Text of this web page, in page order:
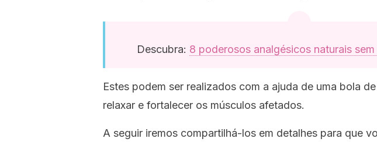
Descubra: 8 poderosos analgésicos naturais
Estes podem ser realizados com a ajuda de uma bola
relaxar e fortalecer os músculos afetados.
A seguir iremos compartilhá-los em detalhes para que